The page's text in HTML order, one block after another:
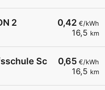
0,42 €/kWh
16,5 km
2
0,65 €/kWh
16,5 km
Schlosspl.